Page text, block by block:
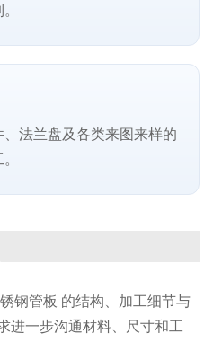
法兰盘及各类来图来样的
钢管板 的结构、加工细节与
进一步沟通材料、尺寸和工